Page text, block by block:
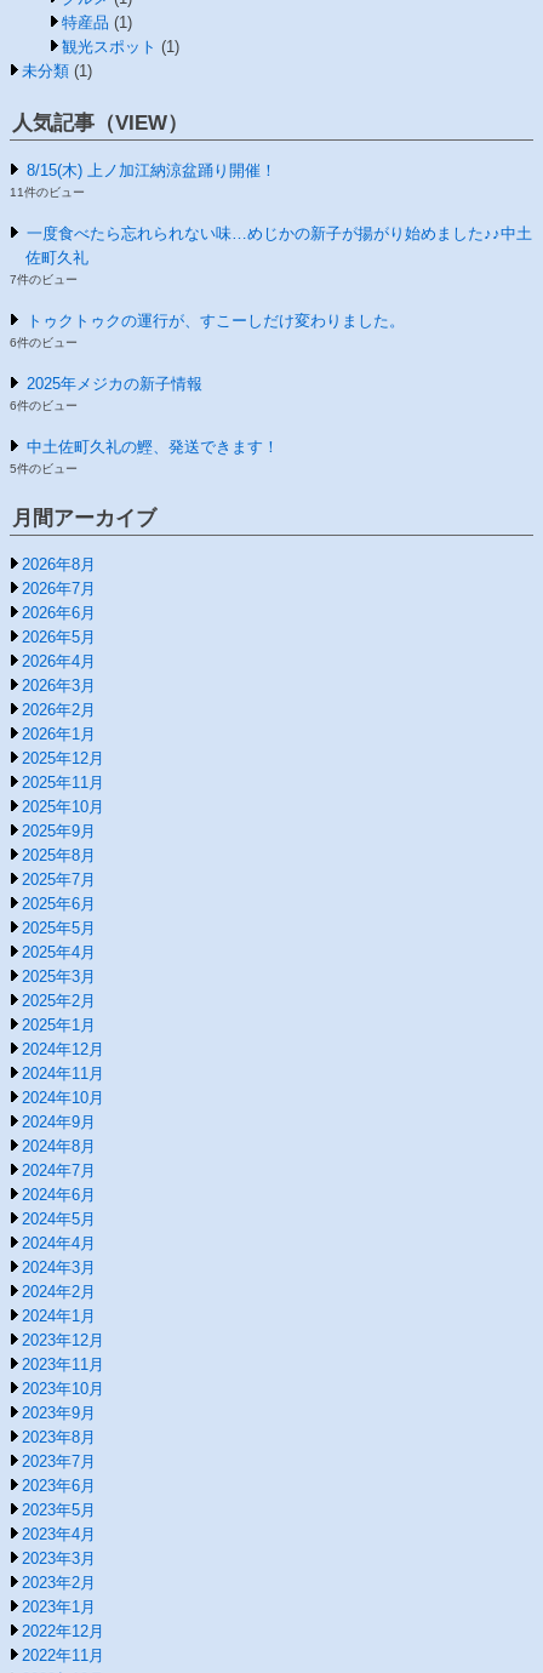
特産品 (1)
観光スポット (1)
未分類 (1)
人気記事（VIEW）
8/15(木) 上ノ加江納涼盆踊り開催！
11件のビュー
一度食べたら忘れられない味…めじかの新子が揚がり始めました♪♪中土
佐町久礼
7件のビュー
トゥクトゥクの運行が、すこーしだけ変わりました。
6件のビュー
2025年メジカの新子情報
6件のビュー
中土佐町久礼の鰹、発送できます！
5件のビュー
月間アーカイブ
2026年8月
2026年7月
2026年6月
2026年5月
2026年4月
2026年3月
2026年2月
2026年1月
2025年12月
2025年11月
2025年10月
2025年9月
2025年8月
2025年7月
2025年6月
2025年5月
2025年4月
2025年3月
2025年2月
2025年1月
2024年12月
2024年11月
2024年10月
2024年9月
2024年8月
2024年7月
2024年6月
2024年5月
2024年4月
2024年3月
2024年2月
2024年1月
2023年12月
2023年11月
2023年10月
2023年9月
2023年8月
2023年7月
2023年6月
2023年5月
2023年4月
2023年3月
2023年2月
2023年1月
2022年12月
2022年11月